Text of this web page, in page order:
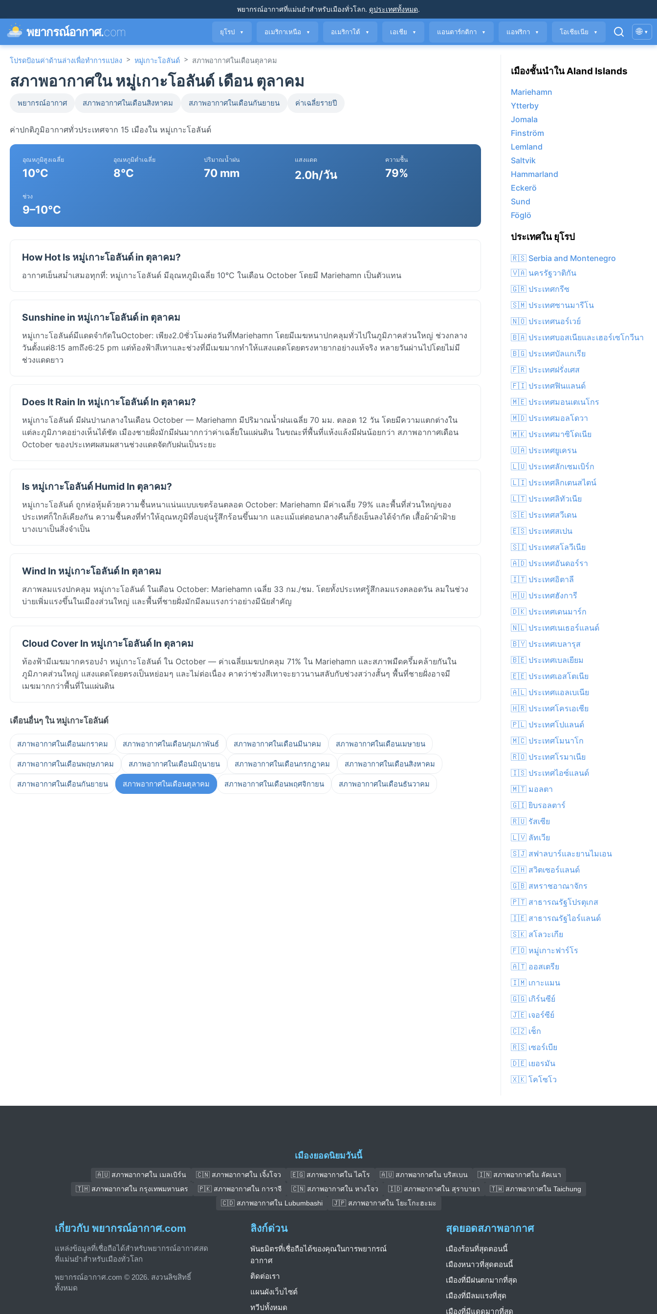
พยากรณ์อากาศที่แม่นยำสำหรับเมืองทั่วโลก. ดูประเทศทั้งหมด.
พยากรณ์อากาศ.com ยุโรป ▼ อเมริกาเหนือ ▼ อเมริกาใต้ ▼ เอเชีย ▼ แอนตาร์กติกา ▼ แอฟริกา ▼ โอเชียเนีย ▼ 🌐 ▾
โปรดป้อนค่าด้านล่างเพื่อทำการแปลง > หมู่เกาะโอลันด์ > สภาพอากาศในเดือนตุลาคม
สภาพอากาศใน หมู่เกาะโอลันด์ เดือน ตุลาคม
พยากรณ์อากาศ สภาพอากาศในเดือนสิงหาคม สภาพอากาศในเดือนกันยายน ค่าเฉลี่ยรายปี
ค่าปกติภูมิอากาศทั่วประเทศจาก 15 เมืองใน หมู่เกาะโอลันด์
อุณหภูมิสูงเฉลี่ย
10°C
อุณหภูมิต่ำเฉลี่ย
8°C
ปริมาณน้ำฝน
70 mm
แสงแดด
2.0h/วัน
ความชื้น
79%
ช่วง
9–10°C
How Hot Is หมู่เกาะโอลันด์ in ตุลาคม?
อากาศเย็นสม่ำเสมอทุกที่: หมู่เกาะโอลันด์ มีอุณหภูมิเฉลี่ย 10°C ในเดือน October โดยมี Mariehamn เป็นตัวแทน
Sunshine in หมู่เกาะโอลันด์ in ตุลาคม
หมู่เกาะโอลันด์มีแดดจำกัดในOctober: เพียง2.0ชั่วโมงต่อวันที่Mariehamn โดยมีเมฆหนาปกคลุมทั่วไปในภูมิภาคส่วนใหญ่ ช่วงกลาง
วันตั้งแต่8:15 amถึง6:25 pm แต่ท้องฟ้าสีเทาและช่วงที่มีเมฆมากทำให้แสงแดดโดยตรงหายากอย่างแท้จริง หลายวันผ่านไปโดยไม่มี
ช่วงแดดยาว
Does It Rain In หมู่เกาะโอลันด์ In ตุลาคม?
หมู่เกาะโอลันด์ มีฝนปานกลางในเดือน October — Mariehamn มีปริมาณน้ำฝนเฉลี่ย 70 มม. ตลอด 12 วัน โดยมีความแตกต่างใน
แต่ละภูมิภาคอย่างเห็นได้ชัด เมืองชายฝั่งมักมีฝนมากกว่าค่าเฉลี่ยในแผ่นดิน ในขณะที่พื้นที่แห้งแล้งมีฝนน้อยกว่า สภาพอากาศเดือน
October ของประเทศผสมผสานช่วงแดดจัดกับฝนเป็นระยะ
Is หมู่เกาะโอลันด์ Humid In ตุลาคม?
หมู่เกาะโอลันด์ ถูกห่อหุ้มด้วยความชื้นหนาแน่นแบบเขตร้อนตลอด October: Mariehamn มีค่าเฉลี่ย 79% และพื้นที่ส่วนใหญ่ของ
ประเทศก็ใกล้เคียงกัน ความชื้นคงที่ทำให้อุณหภูมิที่อบอุ่นรู้สึกร้อนขึ้นมาก และแม้แต่ตอนกลางคืนก็ยังเย็นลงได้จำกัด เสื้อผ้าผ้าฝ้าย
บางเบาเป็นสิ่งจำเป็น
Wind In หมู่เกาะโอลันด์ In ตุลาคม
สภาพลมแรงปกคลุม หมู่เกาะโอลันด์ ในเดือน October: Mariehamn เฉลี่ย 33 กม./ชม. โดยทั้งประเทศรู้สึกลมแรงตลอดวัน ลมในช่วง
บ่ายเพิ่มแรงขึ้นในเมืองส่วนใหญ่ และพื้นที่ชายฝั่งมักมีลมแรงกว่าอย่างมีนัยสำคัญ
Cloud Cover In หมู่เกาะโอลันด์ In ตุลาคม
ท้องฟ้ามีเมฆมากครอบงำ หมู่เกาะโอลันด์ ใน October — ค่าเฉลี่ยเมฆปกคลุม 71% ใน Mariehamn และสภาพมืดครึ้มคล้ายกันใน
ภูมิภาคส่วนใหญ่ แสงแดดโดยตรงเป็นหย่อมๆ และไม่ต่อเนื่อง คาดว่าช่วงสีเทาจะยาวนานสลับกับช่วงสว่างสั้นๆ พื้นที่ชายฝั่งอาจมี
เมฆมากกว่าพื้นที่ในแผ่นดิน
เดือนอื่นๆ ใน หมู่เกาะโอลันด์
สภาพอากาศในเดือนมกราคม สภาพอากาศในเดือนกุมภาพันธ์ สภาพอากาศในเดือนมีนาคม สภาพอากาศในเดือนเมษายน
สภาพอากาศในเดือนพฤษภาคม สภาพอากาศในเดือนมิถุนายน สภาพอากาศในเดือนกรกฎาคม สภาพอากาศในเดือนสิงหาคม
สภาพอากาศในเดือนกันยายน สภาพอากาศในเดือนตุลาคม สภาพอากาศในเดือนพฤศจิกายน สภาพอากาศในเดือนธันวาคม
เมืองชั้นนำใน Aland Islands
Mariehamn
Ytterby
Jomala
Finström
Lemland
Saltvik
Hammarland
Eckerö
Sund
Föglö
ประเทศใน ยุโรป
🇷🇸 Serbia and Montenegro
🇻🇦 นครรัฐวาติกัน
🇬🇷 ประเทศกรีซ
🇸🇲 ประเทศซานมารีโน
🇳🇴 ประเทศนอร์เวย์
🇧🇦 ประเทศบอสเนียและเฮอร์เซโกวีนา
🇧🇬 ประเทศบัลแกเรีย
🇫🇷 ประเทศฝรั่งเศส
🇫🇮 ประเทศฟินแลนด์
🇲🇪 ประเทศมอนเตเนโกร
🇲🇩 ประเทศมอลโดวา
🇲🇰 ประเทศมาซิโดเนีย
🇺🇦 ประเทศยูเครน
🇱🇺 ประเทศลักเซมเบิร์ก
🇱🇮 ประเทศลิกเตนสไตน์
🇱🇹 ประเทศลิทัวเนีย
🇸🇪 ประเทศสวีเดน
🇪🇸 ประเทศสเปน
🇸🇮 ประเทศสโลวีเนีย
🇦🇩 ประเทศอันดอร์รา
🇮🇹 ประเทศอิตาลี
🇭🇺 ประเทศฮังการี
🇩🇰 ประเทศเดนมาร์ก
🇳🇱 ประเทศเนเธอร์แลนด์
🇧🇾 ประเทศเบลารุส
🇧🇪 ประเทศเบลเยียม
🇪🇪 ประเทศเอสโตเนีย
🇦🇱 ประเทศแอลเบเนีย
🇭🇷 ประเทศโครเอเชีย
🇵🇱 ประเทศโปแลนด์
🇲🇨 ประเทศโมนาโก
🇷🇴 ประเทศโรมาเนีย
🇮🇸 ประเทศไอซ์แลนด์
🇲🇹 มอลตา
🇬🇮 ยิบรอลตาร์
🇷🇺 รัสเซีย
🇱🇻 ลัทเวีย
🇸🇯 สฟาลบาร์และยานไมเอน
🇨🇭 สวิตเซอร์แลนด์
🇬🇧 สหราชอาณาจักร
🇵🇹 สาธารณรัฐโปรตุเกส
🇮🇪 สาธารณรัฐไอร์แลนด์
🇸🇰 สโลวะเกีย
🇫🇴 หมู่เกาะฟาร์โร
🇦🇹 ออสเตรีย
🇮🇲 เกาะแมน
🇬🇬 เกิร์นซีย์
🇯🇪 เจอร์ซีย์
🇨🇿 เช็ก
🇷🇸 เซอร์เบีย
🇩🇪 เยอรมัน
🇽🇰 โคโซโว
เมืองยอดนิยมวันนี้
🇦🇺 สภาพอากาศใน เมลเบิร์น 🇨🇳 สภาพอากาศใน เจิ้งโจว 🇪🇬 สภาพอากาศใน ไคโร 🇦🇺 สภาพอากาศใน บริสเบน
🇮🇳 สภาพอากาศใน ลัคเนา
🇹🇭 สภาพอากาศใน กรุงเทพมหานคร
🇵🇰 สภาพอากาศใน การาจี 🇨🇳 สภาพอากาศใน หางโจว 🇮🇩 สภาพอากาศใน สุราบายา
🇹🇼 สภาพอากาศใน Taichung
🇨🇩 สภาพอากาศใน Lubumbashi
🇯🇵 สภาพอากาศใน โยะโกะฮะมะ
เกี่ยวกับ พยากรณ์อากาศ.com
แหล่งข้อมูลที่เชื่อถือได้สำหรับพยากรณ์อากาศสด
ที่แม่นยำสำหรับเมืองทั่วโลก
พยากรณ์อากาศ.com © 2026. สงวนลิขสิทธิ์
ทั้งหมด
ลิงก์ด่วน
พันธมิตรที่เชื่อถือได้ของคุณในการพยากรณ์
อากาศ
ติดต่อเรา
แผนผังเว็บไซต์
ทวีปทั้งหมด
สุดยอดสภาพอากาศ
เมืองร้อนที่สุดตอนนี้
เมืองหนาวที่สุดตอนนี้
เมืองที่มีฝนตกมากที่สุด
เมืองที่มีลมแรงที่สุด
เมืองที่มีแดดมากที่สุด